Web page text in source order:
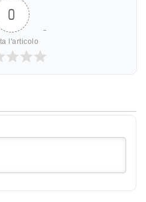
0
l'articolo